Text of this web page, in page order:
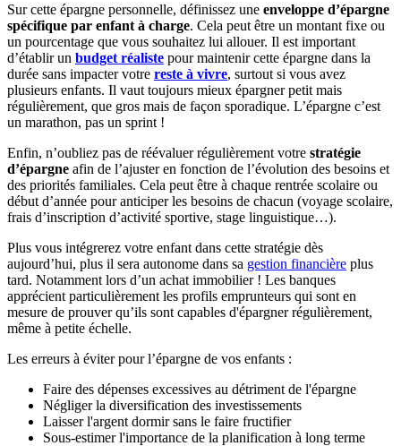
Sur cette épargne personnelle, définissez une enveloppe d’épargne
spécifique par enfant à charge. Cela peut être un montant fixe ou
un pourcentage que vous souhaitez lui allouer. Il est important
d’établir un budget réaliste pour maintenir cette épargne dans la
durée sans impacter votre reste à vivre, surtout si vous avez
plusieurs enfants. Il vaut toujours mieux épargner petit mais
régulièrement, que gros mais de façon sporadique. L’épargne c’est
un marathon, pas un sprint !
Enfin, n’oubliez pas de réévaluer régulièrement votre stratégie
d’épargne afin de l’ajuster en fonction de l’évolution des besoins et
des priorités familiales. Cela peut être à chaque rentrée scolaire ou
début d’année pour anticiper les besoins de chacun (voyage scolaire,
frais d’inscription d’activité sportive, stage linguistique…).
Plus vous intégrerez votre enfant dans cette stratégie dès
aujourd’hui, plus il sera autonome dans sa gestion financière plus
tard. Notamment lors d’un achat immobilier ! Les banques
apprécient particulièrement les profils emprunteurs qui sont en
mesure de prouver qu’ils sont capables d'épargner régulièrement,
même à petite échelle.
Les erreurs à éviter pour l’épargne de vos enfants :
Faire des dépenses excessives au détriment de l'épargne
Négliger la diversification des investissements
Laisser l'argent dormir sans le faire fructifier
Sous-estimer l'importance de la planification à long terme